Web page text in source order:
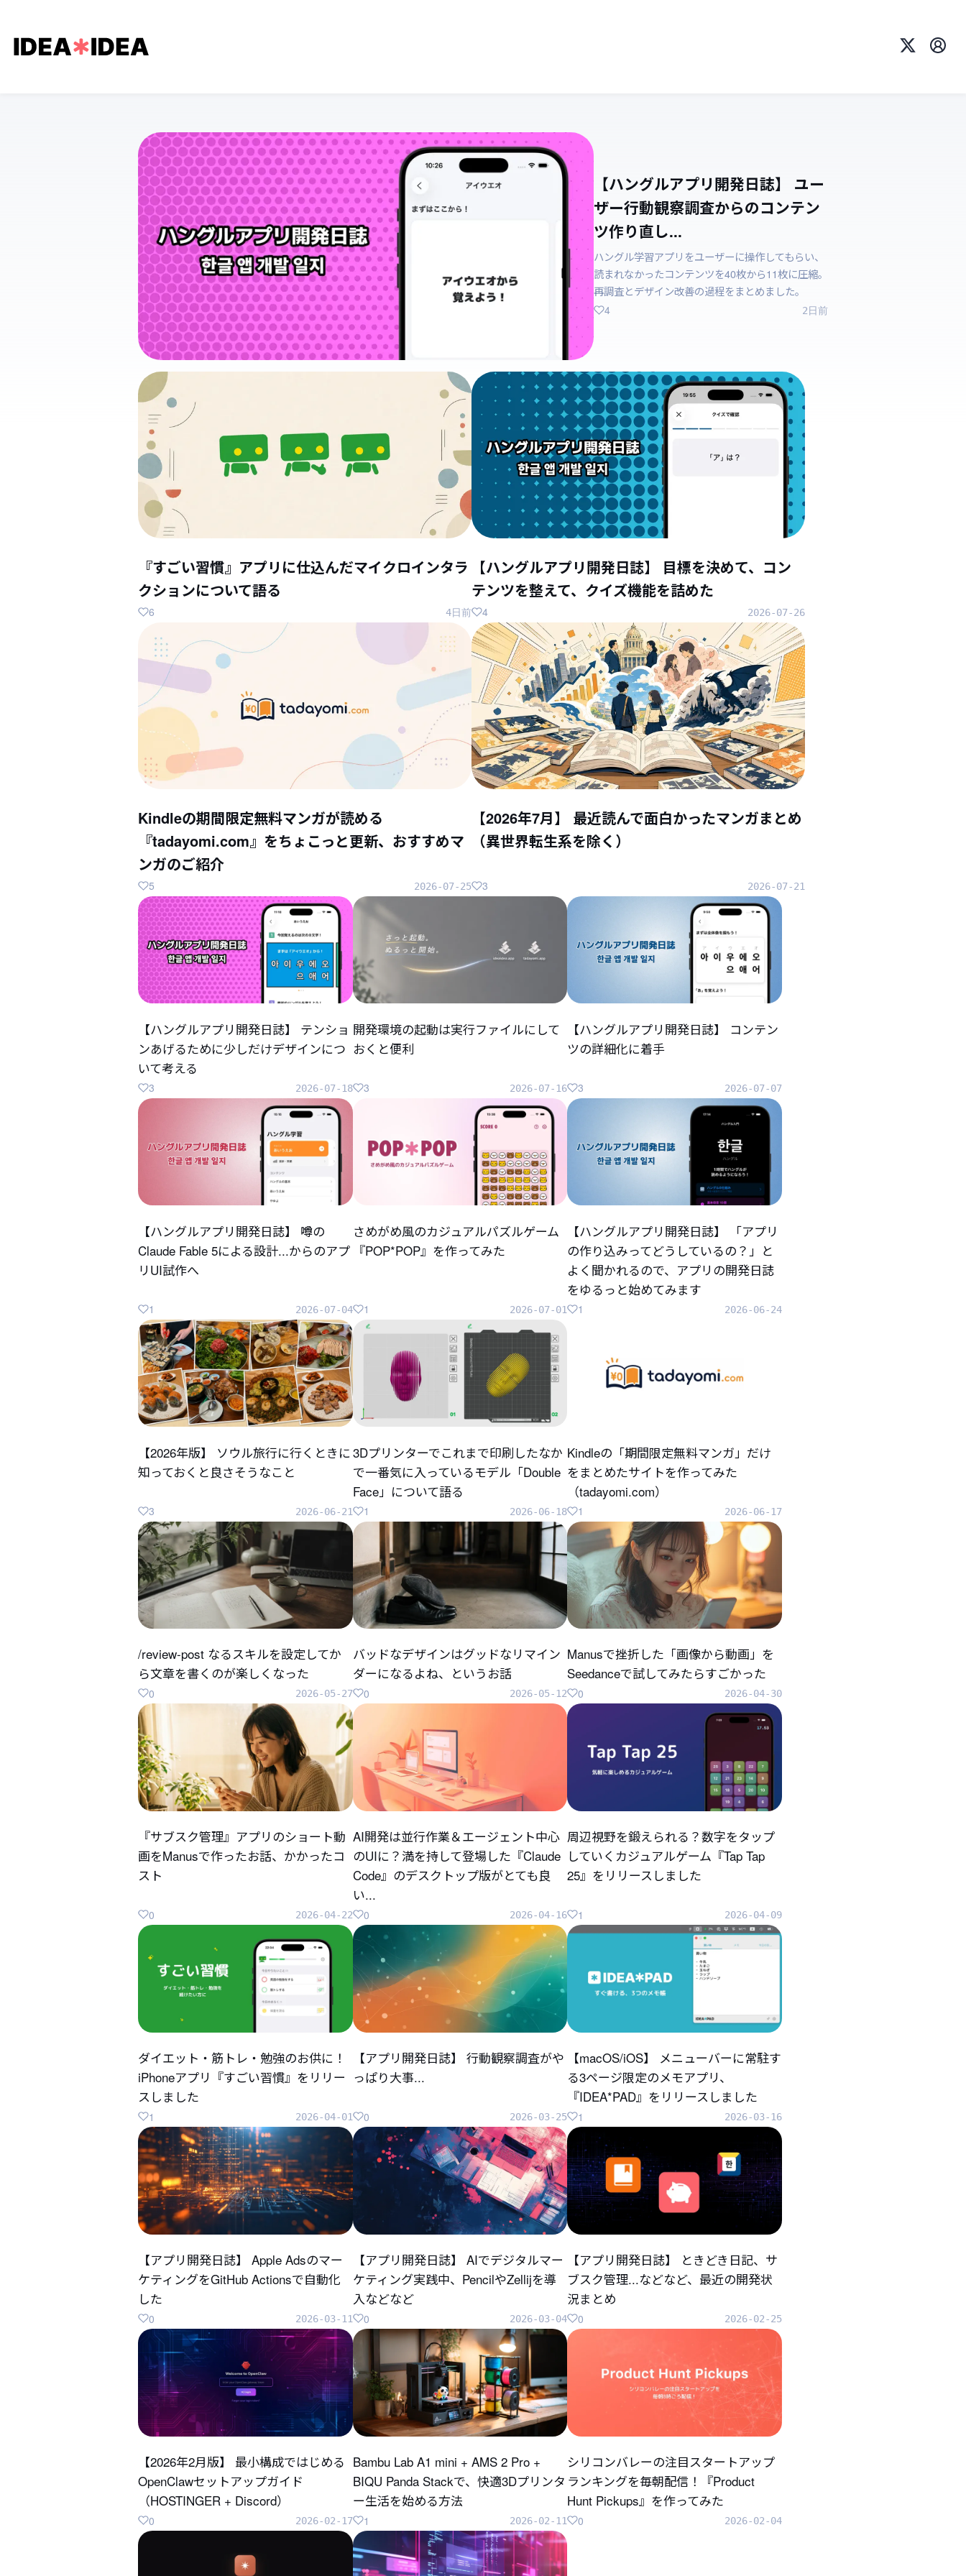
X プロ
【ハングルアプリ開発日誌】 ユー
ザー行動観察調査からのコンテン
ツ作り直し...
ハングル学習アプリをユーザーに操作してもらい、
読まれなかったコンテンツを40枚から11枚に圧縮。
再調査とデザイン改善の過程をまとめました。
2日前
4
『すごい習慣』アプリに仕込んだマイクロインタラ
クションについて語る
4日前
6
【ハングルアプリ開発日誌】 目標を決めて、コン
テンツを整えて、クイズ機能を詰めた
2026-07-26
4
Kindleの期間限定無料マンガが読める
『tadayomi.com』をちょこっと更新、おすすめマ
ンガのご紹介
2026-07-25
5
【2026年7月】 最近読んで面白かったマンガまとめ
（異世界転生系を除く）
2026-07-21
3
【ハングルアプリ開発日誌】 テンショ
ンあげるために少しだけデザインにつ
いて考える
2026-07-18
3
開発環境の起動は実行ファイルにして
おくと便利
2026-07-16
3
【ハングルアプリ開発日誌】 コンテン
ツの詳細化に着手
2026-07-07
3
【ハングルアプリ開発日誌】 噂の
Claude Fable 5による設計...からのアプ
リUI試作へ
2026-07-04
1
さめがめ風のカジュアルパズルゲーム
『POP*POP』を作ってみた
2026-07-01
1
【ハングルアプリ開発日誌】 「アプリ
の作り込みってどうしているの？」と
よく聞かれるので、アプリの開発日誌
をゆるっと始めてみます
2026-06-24
1
【2026年版】 ソウル旅行に行くときに
知っておくと良さそうなこと
2026-06-21
3
3Dプリンターでこれまで印刷したなか
で一番気に入っているモデル「Double
Face」について語る
2026-06-18
1
Kindleの「期間限定無料マンガ」だけ
をまとめたサイトを作ってみた
（tadayomi.com）
2026-06-17
1
/review-post なるスキルを設定してか
ら文章を書くのが楽しくなった
2026-05-27
0
バッドなデザインはグッドなリマイン
ダーになるよね、というお話
2026-05-12
0
Manusで挫折した「画像から動画」を
Seedanceで試してみたらすごかった
2026-04-30
0
『サブスク管理』アプリのショート動
画をManusで作ったお話、かかったコ
スト
2026-04-22
0
AI開発は並行作業＆エージェント中心
のUIに？満を持して登場した『Claude
Code』のデスクトップ版がとても良
い...
2026-04-16
0
周辺視野を鍛えられる？数字をタップ
していくカジュアルゲーム『Tap Tap
25』をリリースしました
2026-04-09
1
ダイエット・筋トレ・勉強のお供に！
iPhoneアプリ『すごい習慣』をリリー
スしました
2026-04-01
1
【アプリ開発日誌】 行動観察調査がや
っぱり大事...
2026-03-25
0
【macOS/iOS】 メニューバーに常駐す
る3ページ限定のメモアプリ、
『IDEA*PAD』をリリースしました
2026-03-16
1
【アプリ開発日誌】 Apple Adsのマー
ケティングをGitHub Actionsで自動化
した
2026-03-11
0
【アプリ開発日誌】 AIでデジタルマー
ケティング実践中、PencilやZellijを導
入などなど
2026-03-04
0
【アプリ開発日誌】 ときどき日記、サ
ブスク管理...などなど、最近の開発状
況まとめ
2026-02-25
0
【2026年2月版】 最小構成ではじめる
OpenClawセットアップガイド
（HOSTINGER + Discord）
2026-02-17
0
Bambu Lab A1 mini + AMS 2 Pro +
BIQU Panda Stackで、快適3Dプリンタ
ー生活を始める方法
2026-02-11
1
シリコンバレーの注目スタートアップ
ランキングを毎朝配信！『Product
Hunt Pickups』を作ってみた
2026-02-04
0